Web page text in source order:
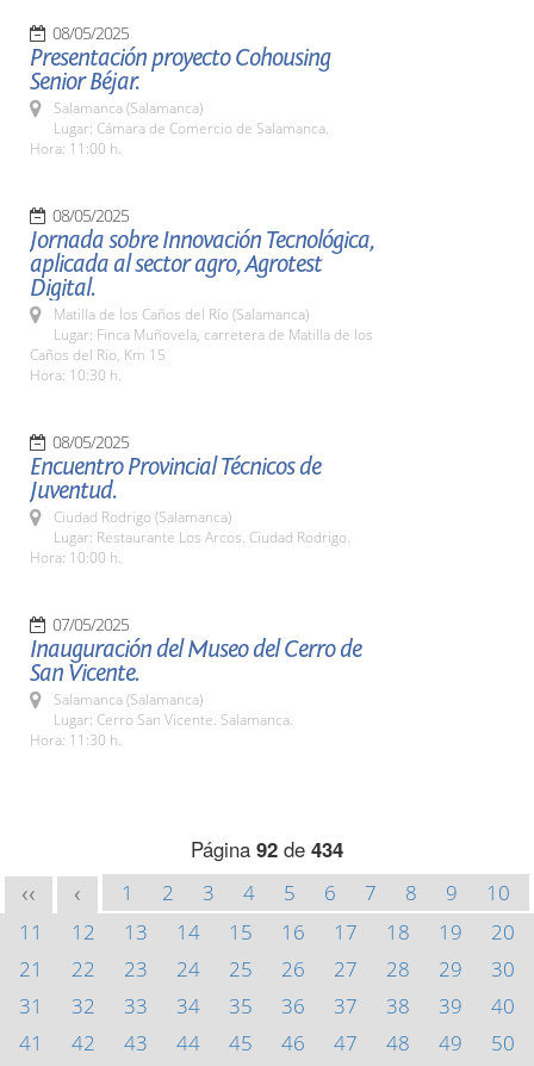
08/05/2025
Presentación proyecto Cohousing
Senior Béjar.
Salamanca (Salamanca)
Lugar: Cámara de Comercio de Salamanca.
Hora: 11:00 h.
08/05/2025
Jornada sobre Innovación Tecnológica,
aplicada al sector agro, Agrotest
Digital.
Matilla de los Caños del Río (Salamanca)
Lugar: Finca Muñovela, carretera de Matilla de los
Caños del Rio, Km 15
Hora: 10:30 h.
08/05/2025
Encuentro Provincial Técnicos de
Juventud.
Ciudad Rodrigo (Salamanca)
Lugar: Restaurante Los Arcos. Ciudad Rodrigo.
Hora: 10:00 h.
07/05/2025
Inauguración del Museo del Cerro de
San Vicente.
Salamanca (Salamanca)
Lugar: Cerro San Vicente. Salamanca.
Hora: 11:30 h.
Página 92 de 434
<< < 1 2 3 4 5 6 7 8 9
10
11
12 13 14 15 16 17 18 19
20
21
22 23 24 25 26 27 28 29
30
31
32 33 34 35 36 37 38 39
40
41
42 43 44 45 46 47 48 49
50